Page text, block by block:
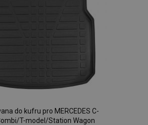
do kufru pro MERCEDES C-
T-model/Station Wagon